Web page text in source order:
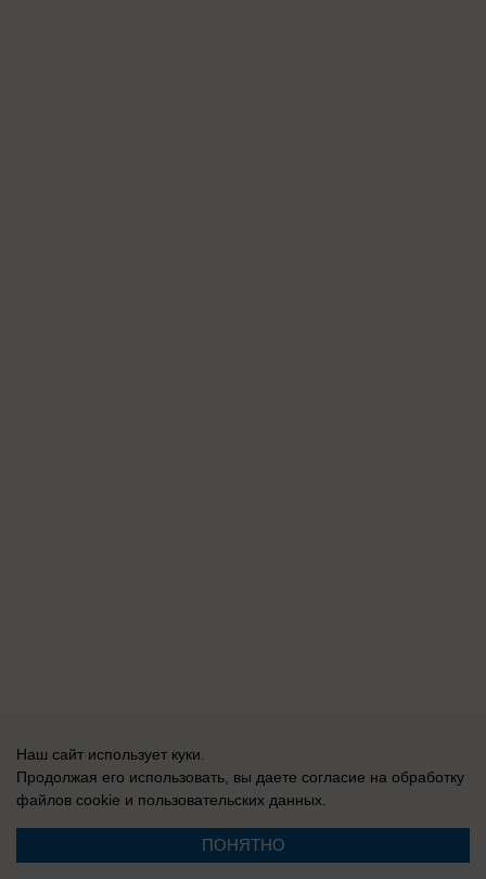
Наш сайт использует куки.
Продолжая его использовать, вы даете согласие на обработку
файлов cookie и пользовательских данных.
ПОНЯТНО